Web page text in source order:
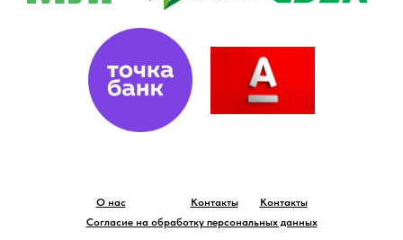
О нас Контакты
Контакты
Согласие на обработку персональных данных